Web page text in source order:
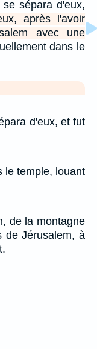
sépara d'eux,
après l'avoir
avec une
dans le
d'eux, et fut
le temple, louant
de la montagne
de Jérusalem, à